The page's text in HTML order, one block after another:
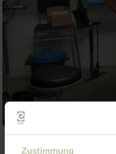
Zustimmung